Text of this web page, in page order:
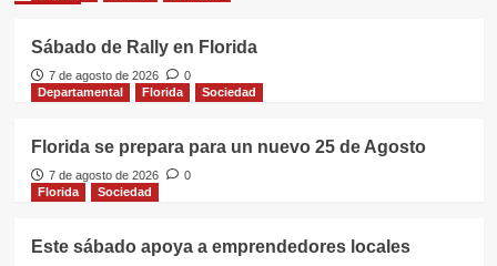
Sábado de Rally en Florida
7 de agosto de 2026
0
Departamental
Florida Sociedad
Florida se prepara para un nuevo 25 de Agosto
7 de agosto de 2026
0
Florida
Sociedad
Este sábado apoya a emprendedores locales